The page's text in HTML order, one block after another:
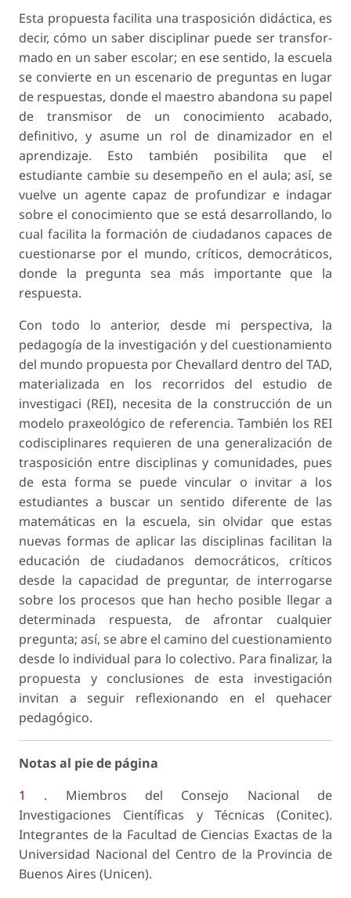
Esta propuesta facilita una trasposición didáctica, es
decir, cómo un saber disciplinar puede ser transfor­
mado en un saber escolar; en ese sentido, la escuela
se convierte en un escenario de preguntas en lugar
de respuestas, donde el maestro abandona su papel
de transmisor de un conocimiento acabado,
definitivo, y asume un rol de dinamizador en el
aprendizaje. Esto también posibilita que el
estudiante cambie su desempeño en el aula; así, se
vuelve un agente capaz de profundizar e indagar
sobre el conocimiento que se está desarrollando, lo
cual facilita la formación de ciudadanos capaces de
cuestionarse por el mundo, críticos, democráticos,
donde la pregunta sea más importante que la
respuesta.
Con todo lo anterior, desde mi perspectiva, la
pedagogía de la investigación y del cuestionamien­to
del mundo propuesta por Chevallard dentro del TAD,
materializada en los recorridos del estudio de
investigaci (REI), necesita de la construcción de un
modelo praxeológico de referencia. También los REI
codisciplinares requieren de una generalización de
trasposición entre disciplinas y comunidades, pues
de esta forma se puede vincular o invitar a los
estudiantes a buscar un sentido diferente de las
matemáticas en la escuela, sin olvidar que estas
nuevas formas de aplicar las disciplinas facilitan la
educación de ciudadanos democráticos, críticos
desde la capacidad de preguntar, de interrogarse
sobre los procesos que han hecho posible llegar a
determinada respuesta, de afrontar cualquier
pregun­ta; así, se abre el camino del cuestionamiento
desde lo individual para lo colectivo. Para finalizar, la
pro­puesta y conclusiones de esta investigación
invitan a seguir reflexionando en el quehacer
pedagógico.
Notas al pie de página
1
. Miembros del Consejo Nacional de
Investigaciones Científicas y Técnicas (Conitec).
Integrantes de la Facultad de Ciencias Exactas de la
Universidad Nacional del Centro de la Provincia de
Buenos Aires (Unicen).